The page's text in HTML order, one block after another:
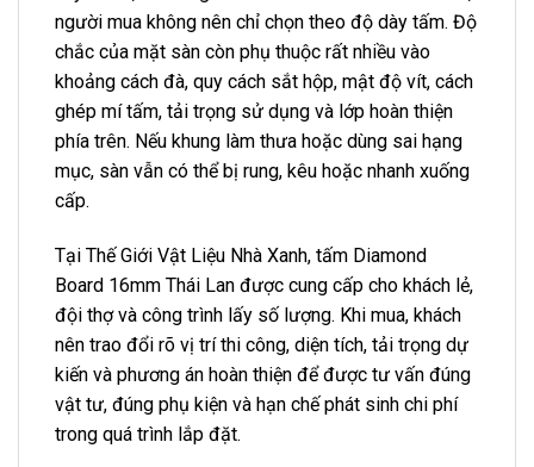
người mua không nên chỉ chọn theo độ dày tấm. Độ
chắc của mặt sàn còn phụ thuộc rất nhiều vào
khoảng cách đà, quy cách sắt hộp, mật độ vít, cách
ghép mí tấm, tải trọng sử dụng và lớp hoàn thiện
phía trên. Nếu khung làm thưa hoặc dùng sai hạng
mục, sàn vẫn có thể bị rung, kêu hoặc nhanh xuống
cấp.
Tại Thế Giới Vật Liệu Nhà Xanh, tấm Diamond
Board 16mm Thái Lan được cung cấp cho khách lẻ,
đội thợ và công trình lấy số lượng. Khi mua, khách
nên trao đổi rõ vị trí thi công, diện tích, tải trọng dự
kiến và phương án hoàn thiện để được tư vấn đúng
vật tư, đúng phụ kiện và hạn chế phát sinh chi phí
trong quá trình lắp đặt.